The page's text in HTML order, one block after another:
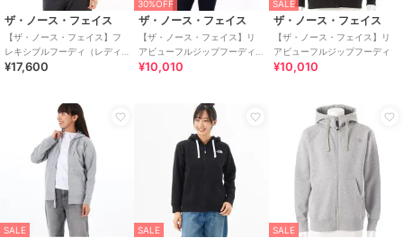
ザ・ノース・フェイス
【ザ・ノース・フェイス】フ
レキシブルフーディ（レディ
ース）
¥17,600
30%OFF
ザ・ノース・フェイス
【ザ・ノース・フェイス】リ
アビューフルジップフーディ
（レディース）
¥10,010
SALE
ザ・ノース・フェイス
【ザ・ノース・フェイス】リ
アビューフルジップフーディ
¥10,010
SALE SALE SALE